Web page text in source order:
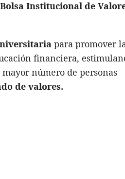
Institucional de
para promover
financiera,
mayor número de personas
de valores.